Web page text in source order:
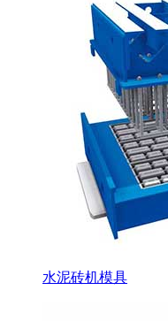
水泥砖机模具